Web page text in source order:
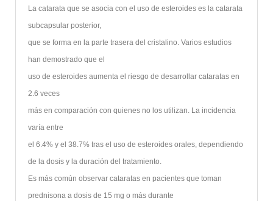
La catarata que se asocia con el uso de esteroides es la catarata
subcapsular posterior,
que se forma en la parte trasera del cristalino. Varios estudios
han demostrado que el
uso de esteroides aumenta el riesgo de desarrollar cataratas en
2.6 veces
más en comparación con quienes no los utilizan. La incidencia
varía entre
el 6.4% y el 38.7% tras el uso de esteroides orales, dependiendo
de la dosis y la duración del tratamiento.
Es más común observar cataratas en pacientes que toman
prednisona a dosis de 15 mg o más durante